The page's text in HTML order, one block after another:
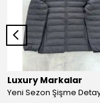
Luxury Markalar